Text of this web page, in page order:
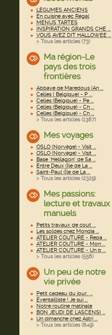
LÉGUMES ANCIENS
En cuisine avec Régal
MENUS TARTES
INSPIRATION GRANDS CHE ...
VOUS AVEZ DIT HALLOWEE ...
> Tous les articles (73)
Ma région-Le
pays des trois
frontières
Abbaye de Maredous (An ...
Celles ( Belgique) - P ...
Celles (Belgique) - Pe ...
Celles (Belgique) - Ch ...
Celles (Belgique) - Ch ...
> Tous les articles (1387)
Mes voyages
OSLO (Norvège) - Visit ...
OSLO (Norvège) - Visit ...
Base "Helilagon" de Sa ...
Entre Deux (Île de La ...
Saint-Paul (Île de La ...
> Tous les articles (2329)
Mes passions:
lecture et travaux
manuels
Petits travaux de cout ...
Les soldes chez Mondia ...
ATELIER COUTURE - Repa ...
ATELIER COUTURE - Mon ...
ATELIER COUTURE - Un b ...
> Tous les articles (556)
Un peu de notre
vie privée
Petit cadeau du jour.. ...
Éventailliste ! Je sui ...
Notre routine matinale
BON JEUDI DE L'ASCENSI ...
Un dimanche chez Astri ...
> Tous les articles (849)